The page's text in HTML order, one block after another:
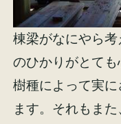
棟梁がなにやら
のひかりがとても
樹種によって実
ます。それもま